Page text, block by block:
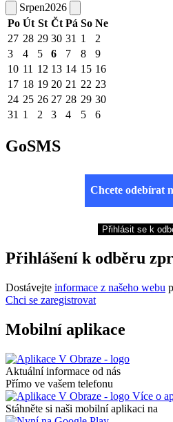
Srpen2026
Po Út St Čt Pá So Ne
27 28 29 30 31 1
2
3
4 5 6 7 8
9
10 11 12 13 14 15 16
17 18 19 20 21 22 23
24 25 26 27 28 29 30
31 1 2 3 4 5 6
GoSMS
Chcete odebírat
Přihlásit se k
Přihlášení k odběru
Dostávejte informace z našeho webu
Chci se zaregistrovat
Mobilní aplikace
Aktuální informace od nás
Přímo ve vašem telefonu
Více o
Stáhněte si naši mobilní aplikaci na